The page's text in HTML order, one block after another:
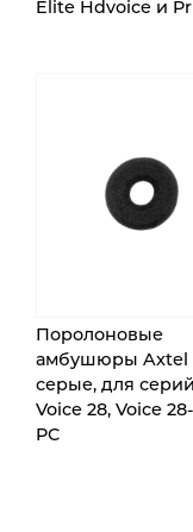
Elite Hdvoice и
Поролоновые
амбушюры Axtel
серые, для серий
Voice 28, Voice
PC